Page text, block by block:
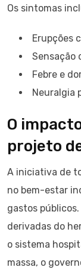
Os sintomas
Erupções
Sensação
Febre e
Neuralgia
O
projeto
A iniciativa de
no bem-estar
gastos
derivadas do
o sistema
massa, o